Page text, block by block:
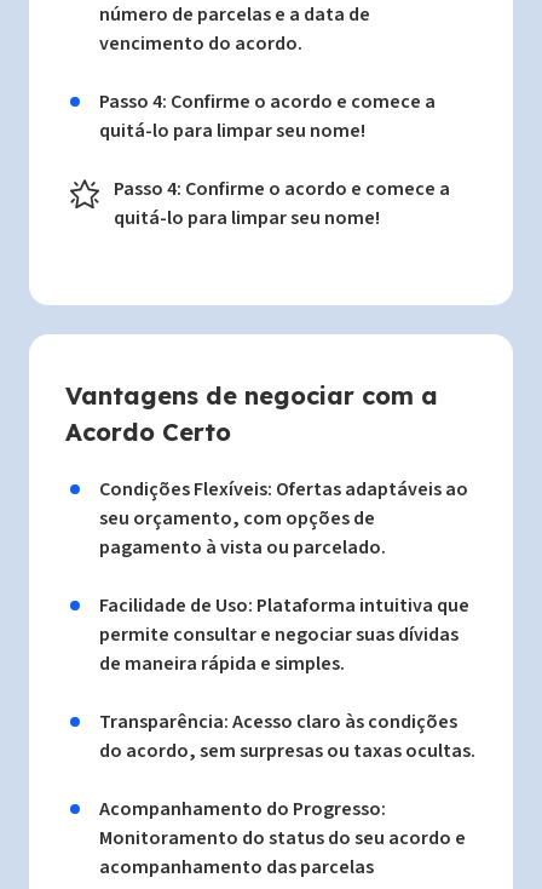
número de parcelas e a data de
vencimento do acordo.
Passo 4: Confirme o acordo e comece a
quitá-lo para limpar seu nome!
Passo 4: Confirme o acordo e comece a
quitá-lo para limpar seu nome!
Vantagens de negociar com a
Acordo Certo
Condições Flexíveis: Ofertas adaptáveis ao
seu orçamento, com opções de
pagamento à vista ou parcelado.
Facilidade de Uso: Plataforma intuitiva que
permite consultar e negociar suas dívidas
de maneira rápida e simples.
Transparência: Acesso claro às condições
do acordo, sem surpresas ou taxas ocultas.
Acompanhamento do Progresso:
Monitoramento do status do seu acordo e
acompanhamento das parcelas